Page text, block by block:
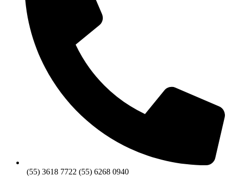
(55) 3618 7722 (55) 6268 0940